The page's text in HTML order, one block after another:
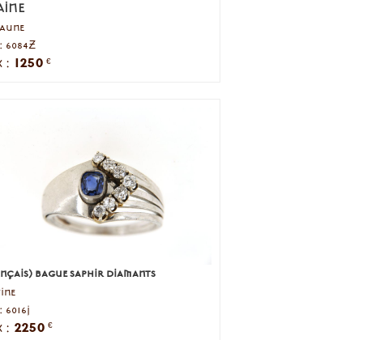
6084Z
: 1250 €
bague saphir diamants
: 2250 €